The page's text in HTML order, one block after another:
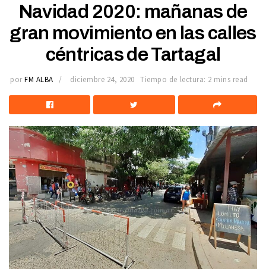
Navidad 2020: mañanas de
gran movimiento en las calles
céntricas de Tartagal
por FM ALBA diciembre 24, 2020 Tiempo de lectura: 2 mins read